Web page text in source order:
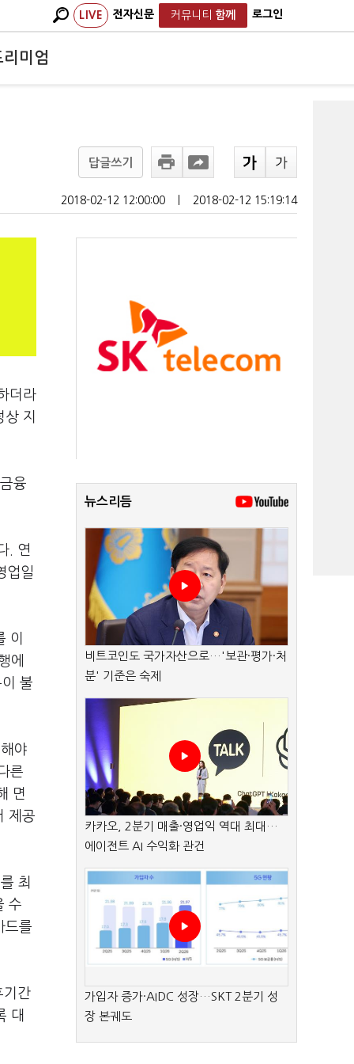
LIVE 전자신문 커뮤니티 함께 로그인
리미엄
답글쓰기
2018-02-12 12:00:00 2018-02-12 15:19:14
더라
지
융
. 연
업일
이
에
불
야
른
면
제공
최
수
드를
기간
대
뉴스리듬
비트코인도 국가자산으로…'보관·평가·처
분' 기준은 숙제
카카오, 2분기 매출·영업익 역대 최대…
에이전트 AI 수익화 관건
가입자 증가·AIDC 성장…SKT 2분기 성
장 본궤도